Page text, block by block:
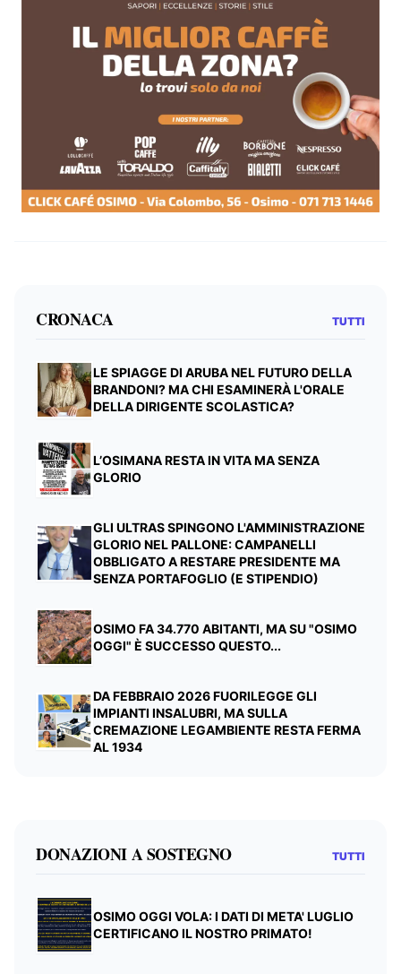
CRONACA TUTTI
LE SPIAGGE DI ARUBA NEL FUTURO DELLA
BRANDONI? MA CHI ESAMINERÀ L'ORALE
DELLA DIRIGENTE SCOLASTICA?
L’OSIMANA RESTA IN VITA MA SENZA
GLORIO
GLI ULTRAS SPINGONO L'AMMINISTRAZIONE
GLORIO NEL PALLONE: CAMPANELLI
OBBLIGATO A RESTARE PRESIDENTE MA
SENZA PORTAFOGLIO (E STIPENDIO)
OSIMO FA 34.770 ABITANTI, MA SU "OSIMO
OGGI" È SUCCESSO QUESTO...
DA FEBBRAIO 2026 FUORILEGGE GLI
IMPIANTI INSALUBRI, MA SULLA
CREMAZIONE LEGAMBIENTE RESTA FERMA
AL 1934
DONAZIONI A SOSTEGNO TUTTI
OSIMO OGGI VOLA: I DATI DI META' LUGLIO
CERTIFICANO IL NOSTRO PRIMATO!